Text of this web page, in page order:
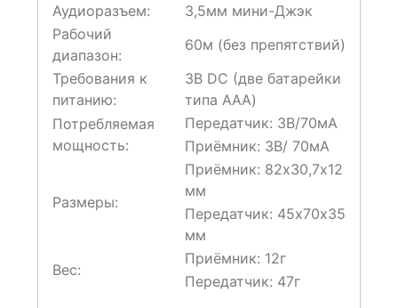
Аудиоразъем:
3,5мм мини-Джэк
Рабочий
диапазон:
60м (без препятствий)
Требования к
питанию:
3В DC (две батарейки
типа ААА)
Потребляемая
мощность:
Передатчик: 3В/70мА
Приёмник: 3В/ 70мА
Размеры:
Приёмник: 82х30,7х12
мм
Передатчик: 45х70х35
мм
Вес:
Приёмник: 12г
Передатчик: 47г